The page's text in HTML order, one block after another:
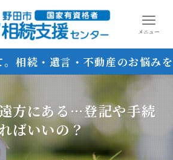
メニュー
・不動産のお悩みを分かり
方にある…登記や手続
ばいいの？